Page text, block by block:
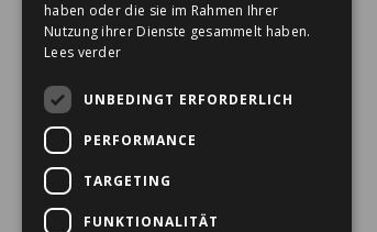
Erlebniszentrum
5861 CZ Wanssum
Herkenbosserweg 15
6063 NL Vlodrop
haben oder die sie im Rahmen Ihrer
Nutzung ihrer Dienste gesammelt haben.
Lees verder
UNBEDINGT ERFORDERLICH
PERFORMANCE
TARGETING
FUNKTIONALITÄT